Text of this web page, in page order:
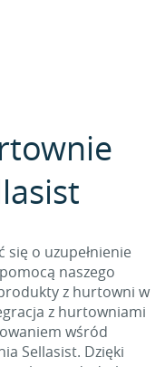
się o uzupełnienie
naszego
z hurtowni w
z hurtowniami
wśród
Sellasist. Dzięki